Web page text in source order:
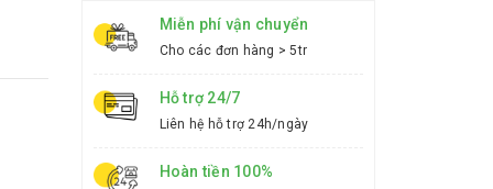
Miễn phí vận chuyển
Cho các đơn hàng > 5tr
Hỗ trợ 24/7
Liên hệ hỗ trợ 24h/ngày
Hoàn tiền 100%